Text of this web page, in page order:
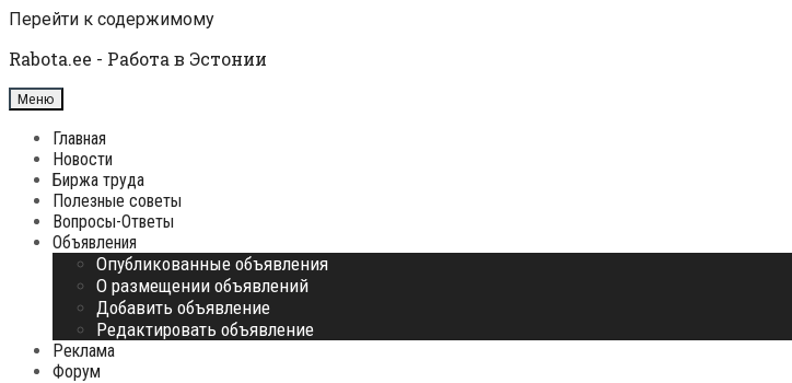
Перейти к содержимому
Rabota.ee - Работа в Эстонии
Меню
Главная
Новости
Биржа труда
Полезные советы
Вопросы-Ответы
Объявления
Опубликованные объявления
О размещении объявлений
Добавить объявление
Редактировать объявление
Реклама
Форум